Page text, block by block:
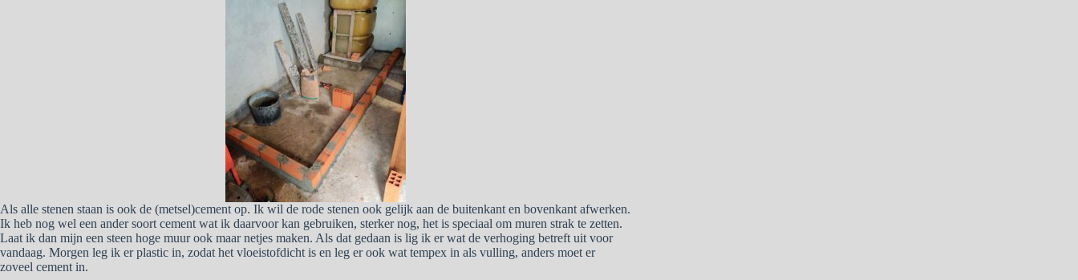
Als alle stenen staan is ook de (metsel)cement op. Ik wil de rode stenen ook gelijk aan de buitenkant en bovenkant afwerken.
Ik heb nog wel een ander soort cement wat ik daarvoor kan gebruiken, sterker nog, het is speciaal om muren strak te zetten.
Laat ik dan mijn een steen hoge muur ook maar netjes maken. Als dat gedaan is lig ik er wat de verhoging betreft uit voor
vandaag. Morgen leg ik er plastic in, zodat het vloeistofdicht is en leg er ook wat tempex in als vulling, anders moet er
zoveel cement in.